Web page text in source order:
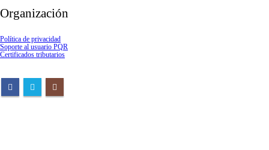
Organización
Política de privacidad
Soporte al usuario PQR
Certificados tributarios